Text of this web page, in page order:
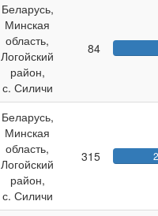
Беларусь,
Минская
область,
Логойский
район,
с. Силичи
84
Беларусь,
Минская
область,
Логойский
район,
с. Силичи
315